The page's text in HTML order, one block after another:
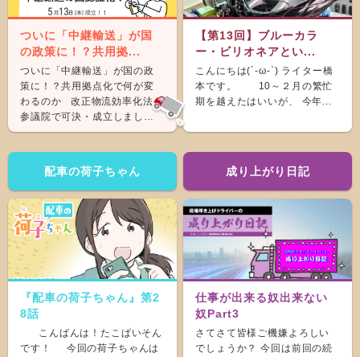
ついに「中継輸送」が国
の政策に！？共用拠...
ついに「中継輸送」が国の政
策に！？共用拠点化で何が変
わるのか 改正物流効率化法が
参議院で可決・成立しまし
た。 &nb...
【第13回】ブルーカラ
ー・ビリオネアとい...
こんにちは(´-ω-`) ライター橋
本です。 10～２月の繁忙
期を越えたはいいが、 今年...
配車の荷子ちゃん
『配車の荷子ちゃん』第2
8話
こんばんは！たこぱいそん
です！ 今回の荷子ちゃんは
成り上がり日記
仕事が出来る奴出来ない
奴Part3
さてさて皆様ご機嫌よろしい
でしょうか？ 今回は前回の続